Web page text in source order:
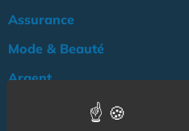
Assurance
Mode & Beauté
Argent
Loisir & Culture